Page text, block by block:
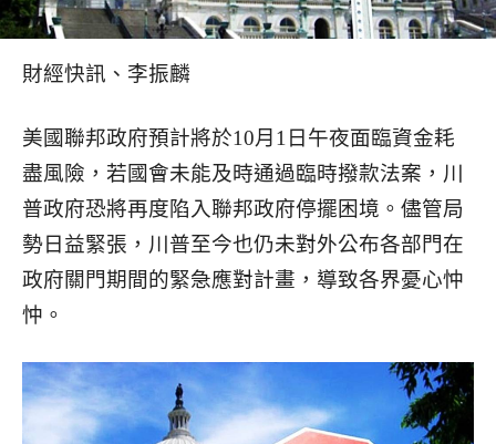
財經快訊、李振麟
美國聯邦政府預計將於10月1日午夜面臨資金耗
盡風險，若國會未能及時通過臨時撥款法案，川
普政府恐將再度陷入聯邦政府停擺困境。儘管局
勢日益緊張，川普至今也仍未對外公布各部門在
政府關門期間的緊急應對計畫，導致各界憂心忡
忡。